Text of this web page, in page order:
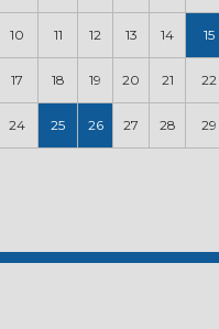
10 11 12 13 14 15
17 18 19 20 21 22
24 25 26 27 28 29